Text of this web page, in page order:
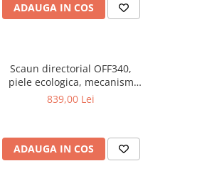
ADAUGA IN COS
Scaun directorial OFF340,
piele ecologica, mecanism
balans, robust, rabatabil 180
839,00 Lei
ADAUGA IN COS